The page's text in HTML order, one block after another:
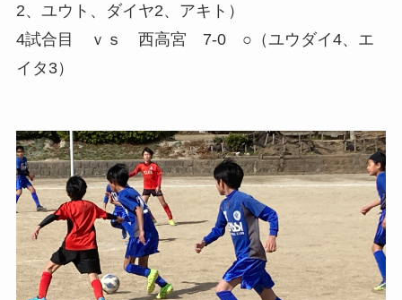
2、ユウト、ダイヤ2、アキト）
4試合目 ｖｓ 西高宮 7-0 ○（ユウダイ4、エ
イタ3）